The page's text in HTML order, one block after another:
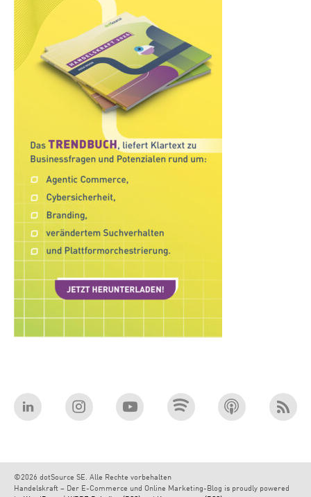
©2026 dotSource SE. Alle Rechte vorbehalten
Handelskraft – Der E-Commerce und Online Marketing-Blog is proudly powered